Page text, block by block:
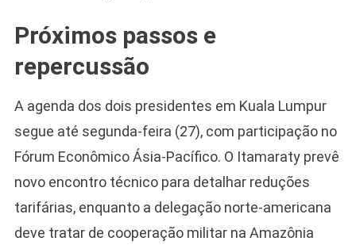
Próximos passos e
repercussão
A agenda dos dois presidentes em Kuala Lumpur
segue até segunda-feira (27), com participação no
Fórum Econômico Ásia-Pacífico. O Itamaraty prevê
novo encontro técnico para detalhar reduções
tarifárias, enquanto a delegação norte-americana
deve tratar de cooperação militar na Amazônia